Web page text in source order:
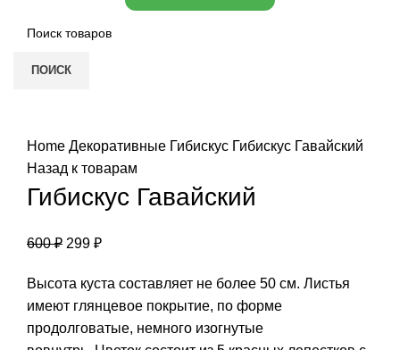
ПОИСК
Home Декоративные Гибискус Гибискус Гавайский
Назад к товарам
Гибискус Гавайский
600₽ 299 ₽
Высота куста составляет не более 50 см. Листья
имеют глянцевое покрытие, по форме
продолговатые, немного изогнутые